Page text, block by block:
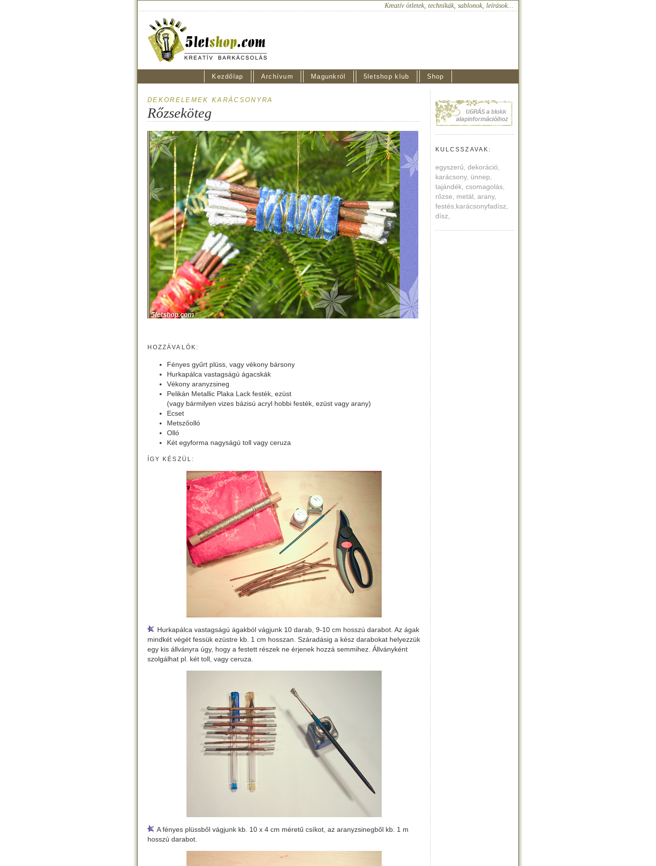
Kreatív ötletek, technikák, sablonok, leírások...
Kezdőlap Archívum Magunkról 5letshop klub Shop
KULCSSZAVAK:
egyszerű, dekoráció,
karácsony, ünnep,
tajándék, csomagolás,
rőzse, metál, arany,
festés,karácsonyfadísz,
dísz,
DEKORELEMEK KARÁCSONYRA
Rőzseköteg
HOZZÁVALÓK:
Fényes gyűrt plüss, vagy vékony bársony
Hurkapálca vastagságú ágacskák
Vékony aranyzsineg
Pelikán Metallic Plaka Lack festék, ezüst
(vagy bármilyen vizes bázisú acryl hobbi festék, ezüst vagy arany)
Ecset
Metszőolló
Olló
Két egyforma nagyságú toll vagy ceruza
ÍGY KÉSZÜL:
Hurkapálca vastagságú ágakból vágjunk 10 darab, 9-10 cm hosszú darabot. Az ágak
mindkét végét fessük ezüstre kb. 1 cm hosszan. Száradásig a kész darabokat helyezzük
egy kis állványra úgy, hogy a festett részek ne érjenek hozzá semmihez. Állványként
szolgálhat pl. két toll, vagy ceruza.
A fényes plüssből vágjunk kb. 10 x 4 cm méretű csíkot, az aranyzsinegből kb. 1 m
hosszú darabot.